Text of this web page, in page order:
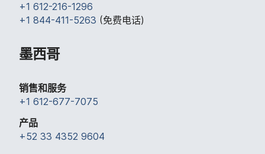
+1 612-216-1296
+1 844-411-5263 (免费​电话​)
墨西哥
销售​和​服务
+1 612-677-7075
产品
+52 33 4352 9604